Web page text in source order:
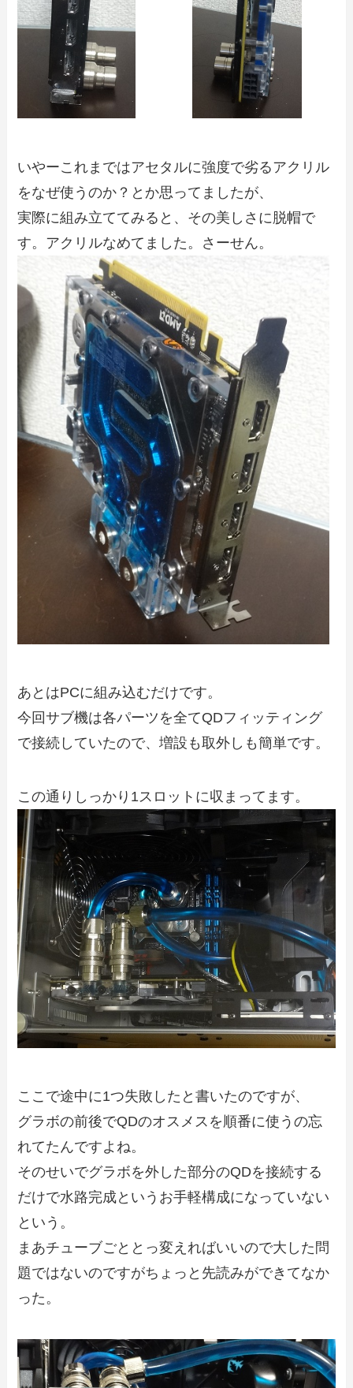
いやーこれまではアセタルに強度で劣るアクリル
をなぜ使うのか？とか思ってましたが、
実際に組み立ててみると、その美しさに脱帽で
す。アクリルなめてました。さーせん。
あとはPCに組み込むだけです。
今回サブ機は各パーツを全てQDフィッティング
で接続していたので、増設も取外しも簡単です。
この通りしっかり1スロットに収まってます。
ここで途中に1つ失敗したと書いたのですが、
グラボの前後でQDのオスメスを順番に使うの忘
れてたんですよね。
そのせいでグラボを外した部分のQDを接続する
だけで水路完成というお手軽構成になっていない
という。
まあチューブごととっ変えればいいので大した問
題ではないのですがちょっと先読みができてなか
った。